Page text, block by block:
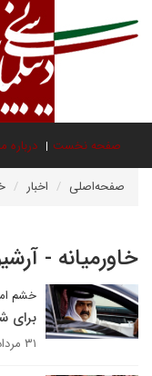
صفحه نخست درباره ما
صفحه‌اصلی اخبار
خاورمیانه -
خشم
برای
۳۱ مرداد ۱۳۹۱